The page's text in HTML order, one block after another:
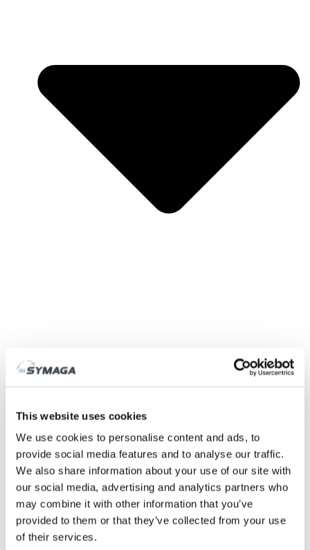
This website uses cookies
We use cookies to personalise content and ads, to
provide social media features and to analyse our traffic.
We also share information about your use of our site with
our social media, advertising and analytics partners who
may combine it with other information that you’ve
provided to them or that they’ve collected from your use
of their services.
Fábrica
Feiras e eventos
Trabalhe connosco
Certificados e políticas
DESCARGAS
ÁREA CLIENTE